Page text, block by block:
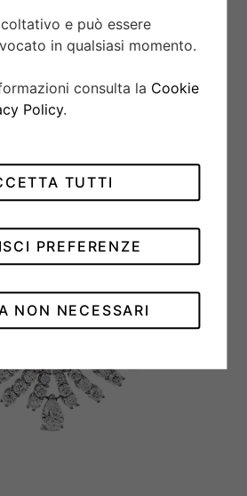
e può essere
in qualsiasi momento.
consulta la Cookie
Policy.
NON NECESSARI
PREFERENZE
TUTTI